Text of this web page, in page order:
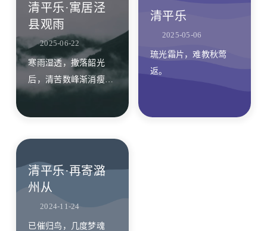
清平乐·寓居泾
县观雨
2025-06-22
寒雨湿透，撒落韶光
后，清苦数峰渐消瘦，
癯到黄昏时候。 倚栏半
清平乐
2025-05-06
琉光霜片，难教秋莺
返。
清平乐·再寄潞
州从
2024-11-24
已催归鸟，几度梦魂